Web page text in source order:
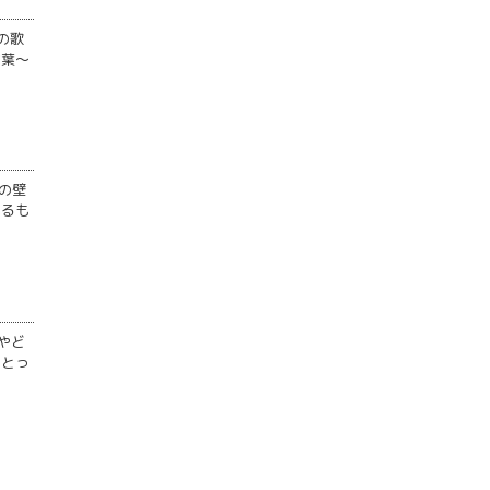
歌
～
壁
も
ど
っ